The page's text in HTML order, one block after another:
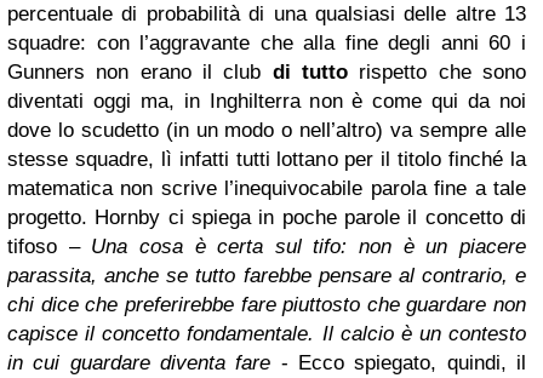
percentuale di probabilità di una qualsiasi delle altre 13
squadre: con l’aggravante che alla fine degli anni 60 i
Gunners non erano il club di tutto rispetto che sono
diventati oggi ma, in Inghilterra non è come qui da noi
dove lo scudetto (in un modo o nell’altro) va sempre alle
stesse squadre, lì infatti tutti lottano per il titolo finché la
matematica non scrive l’inequivocabile parola fine a tale
progetto. Hornby ci spiega in poche parole il concetto di
tifoso – Una cosa è certa sul tifo: non è un piacere
parassita, anche se tutto farebbe pensare al contrario, e
chi dice che preferirebbe fare piuttosto che guardare non
capisce il concetto fondamentale. Il calcio è un contesto
in cui guardare diventa fare - Ecco spiegato, quindi, il